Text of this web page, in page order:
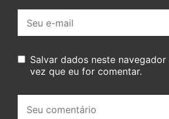
mail:
Salvar dados neste
vez que eu for comentar.
comentário: